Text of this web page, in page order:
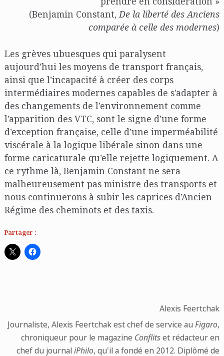
(Benjamin Constant,De la liberté des Anciens
comparée à celle des modernes)
Les grèves ubuesques qui paralysent
aujourd’hui les moyens de transport français,
ainsi que l’incapacité à créer des corps
intermédiaires modernes capables de s’adapter à
des changements de l’environnement comme
l’apparition des VTC, sont le signe d’une forme
d’exception française, celle d’une imperméabilité
viscérale à la logique libérale sinon dans une
forme caricaturale qu’elle rejette logiquement. A
ce rythme là, Benjamin Constant ne sera
malheureusement pas ministre des transports et
nous continuerons à subir les caprices d’Ancien-
Régime des cheminots et des taxis.
Partager :
Alexis Feertchak
Journaliste, Alexis Feertchak est chef de service auFigaro,
chroniqueur pour le magazine Conflitset rédacteur en
chef du journaliPhilo, qu'il a fondé en 2012. Diplômé de